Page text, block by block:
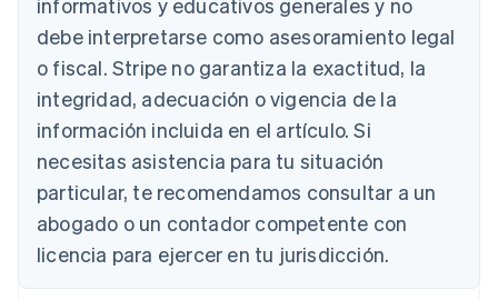
informativos y educativos generales y no
debe interpretarse como asesoramiento legal
o fiscal. Stripe no garantiza la exactitud, la
integridad, adecuación o vigencia de la
información incluida en el artículo. Si
necesitas asistencia para tu situación
particular, te recomendamos consultar a un
abogado o un contador competente con
licencia para ejercer en tu jurisdicción.
Brasil
PortuguêsEnglish
Bulgaria
English
Canadá
EnglishFrançais
简体中文 English
Chipre
English
Croacia
EnglishItaliano